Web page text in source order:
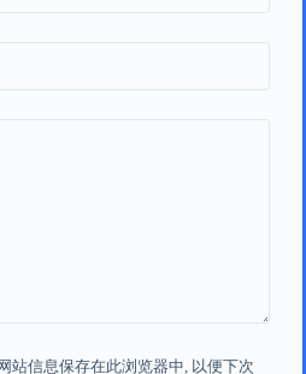
站信息保存在此浏览器中, 以便下次